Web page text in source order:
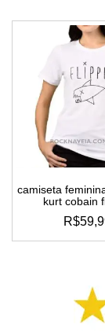
tem
as
na
camiseta
kurt cobain
R$
as